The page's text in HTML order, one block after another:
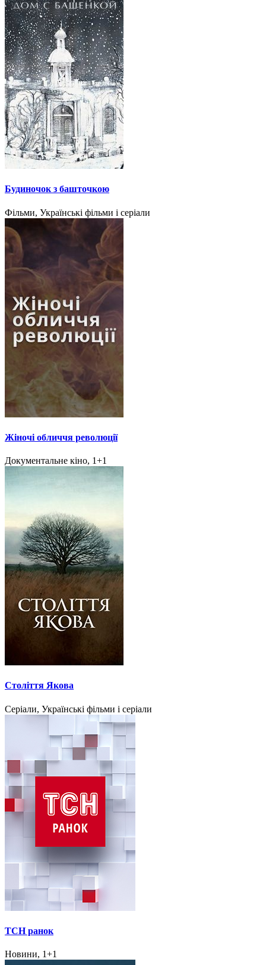
Будиночок з башточкою
Фільми, Українські фільми і серіали
Жіночі обличчя революції
Документальне кіно, 1+1
Століття Якова
Серіали, Українські фільми і серіали
ТСН ранок
Новини, 1+1